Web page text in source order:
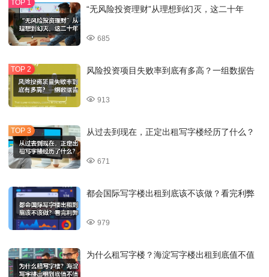
“无风险投资理财”从理想到幻灭，这二十年
685
风险投资项目失败率到底有多高？一组数据告
913
从过去到现在，正定出租写字楼经历了什么？
671
都会国际写字楼出租到底该不该做？看完利弊
979
为什么租写字楼？海淀写字楼出租到底值不值